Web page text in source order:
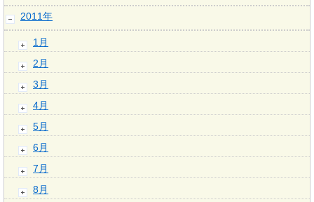
2011年
1月
2月
3月
4月
5月
6月
7月
8月